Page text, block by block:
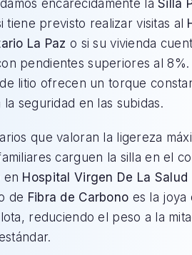
encarecidamente laSilla
tiene previsto realizar visitas al
La Paz o si su vivienda
pendientes superiores al 8%.
litio ofrecen un torque
la seguridad en las subidas.
que valoran la ligereza
carguen la silla en el
en Hospital Virgen De La Salud
de Fibra de Carbono es la joya
reduciendo el peso a la